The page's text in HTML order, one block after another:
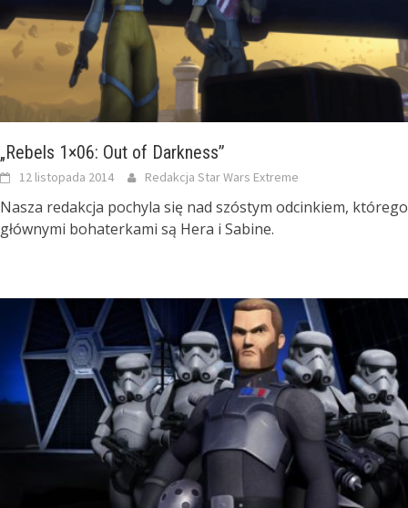
„Rebels 1×06: Out of Darkness”
12 listopada 2014 Redakcja Star Wars Extreme
Nasza redakcja pochyla się nad szóstym odcinkiem, którego
głównymi bohaterkami są Hera i Sabine.